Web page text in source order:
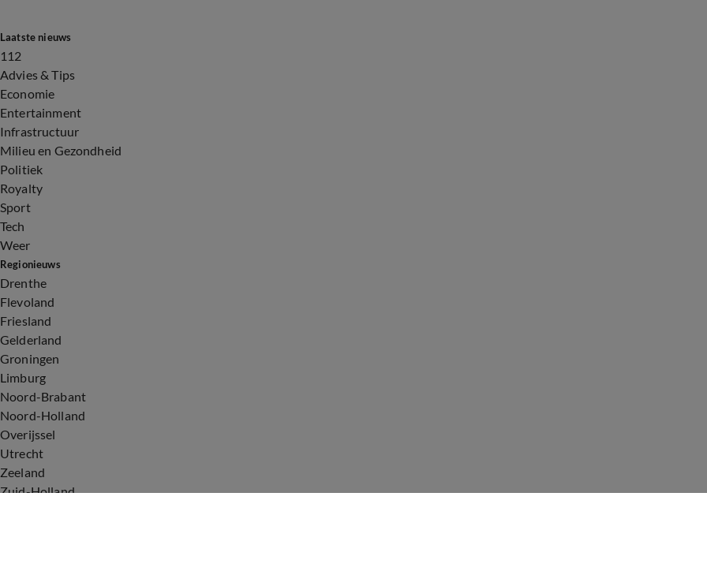
Laatste nieuws
112
Advies & Tips
Economie
Entertainment
Infrastructuur
Milieu en Gezondheid
Politiek
Royalty
Sport
Tech
Weer
Regionieuws
Drenthe
Flevoland
Friesland
Gelderland
Groningen
Limburg
Noord-Brabant
Noord-Holland
Overijssel
Utrecht
Zeeland
Zuid-Holland